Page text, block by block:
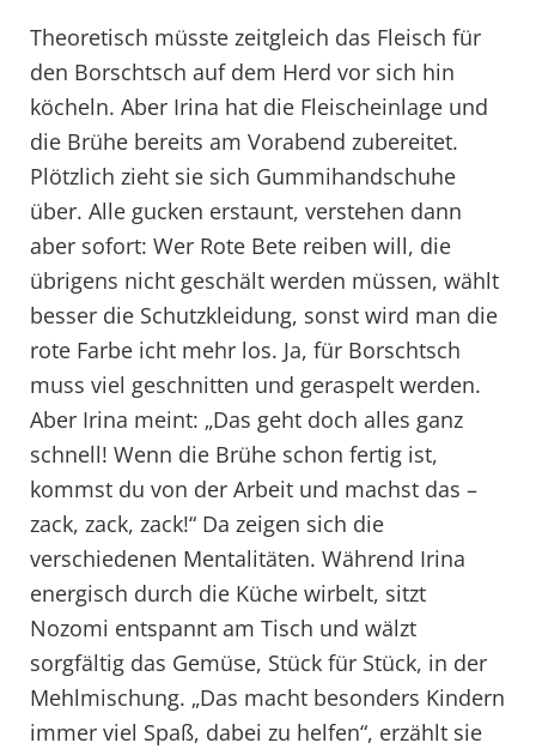
Theoretisch müsste zeitgleich das Fleisch für
den Borschtsch auf dem Herd vor sich hin
köcheln. Aber Irina hat die Fleischeinlage und
die Brühe bereits am Vorabend zubereitet.
Plötzlich zieht sie sich Gummihandschuhe
über. Alle gucken erstaunt, verstehen dann
aber sofort: Wer Rote Bete reiben will, die
übrigens nicht geschält werden müssen, wählt
besser die Schutzkleidung, sonst wird man die
rote Farbe icht mehr los. Ja, für Borschtsch
muss viel geschnitten und geraspelt werden.
Aber Irina meint: „Das geht doch alles ganz
schnell! Wenn die Brühe schon fertig ist,
kommst du von der Arbeit und machst das –
zack, zack, zack!“ Da zeigen sich die
verschiedenen Mentalitäten. Während Irina
energisch durch die Küche wirbelt, sitzt
Nozomi entspannt am Tisch und wälzt
sorgfältig das Gemüse, Stück für Stück, in der
Mehlmischung. „Das macht besonders Kindern
immer viel Spaß, dabei zu helfen“, erzählt sie